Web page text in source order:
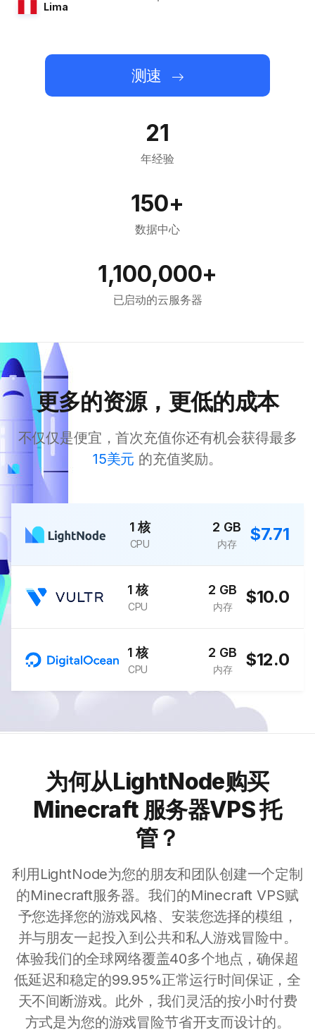
Lima
测速
21
年经验
150+
数据中心
1,100,000+
已启动的云服务器
更多的资源，更低的成本
不仅仅是便宜，首次充值你还有机会获得最多
15美元 的充值奖励。
1 核
CPU
2 GB
内存 $7.71
1 核
CPU
2 GB
内存 $10.0
1 核
CPU
2 GB
内存 $12.0
为何从LightNode购买
Minecraft 服务器VPS 托
管？
利用LightNode为您的朋友和团队创建一个定制
的Minecraft服务器。我们的Minecraft VPS赋
予您选择您的游戏风格、安装您选择的模组，
并与朋友一起投入到公共和私人游戏冒险中。
体验我们的全球网络覆盖40多个地点，确保超
低延迟和稳定的99.95%正常运行时间保证，全
天不间断游戏。此外，我们灵活的按小时付费
方式是为您的游戏冒险节省开支而设计的。